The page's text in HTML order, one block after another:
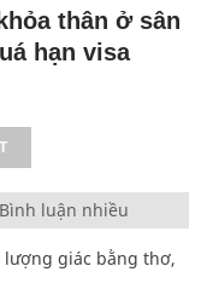
thân ở sân
hạn visa
Bình luận nhiều
lượng giác bằng thơ,